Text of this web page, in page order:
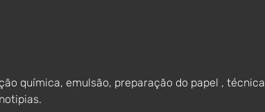
química, emulsão, preparação do papel , técnica